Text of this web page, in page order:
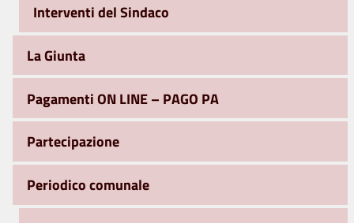
Interventi del Sindaco
La Giunta
Pagamenti ON LINE – PAGO PA
Partecipazione
Periodico comunale